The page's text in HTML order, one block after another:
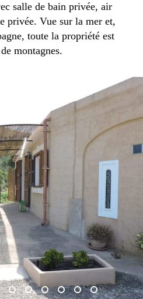
salle de bain privée, air
privée. Vue sur la mer et,
toute la propriété est
montagnes.